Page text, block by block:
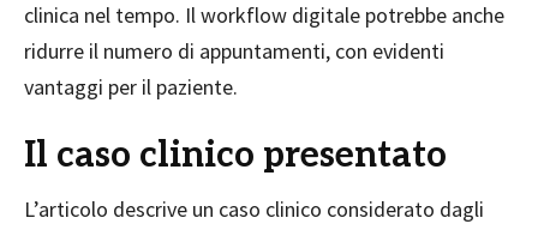
clinica nel tempo. Il workflow digitale potrebbe anche
ridurre il numero di appuntamenti, con evidenti
vantaggi per il paziente.
Il caso clinico presentato
L’articolo descrive un caso clinico considerato dagli